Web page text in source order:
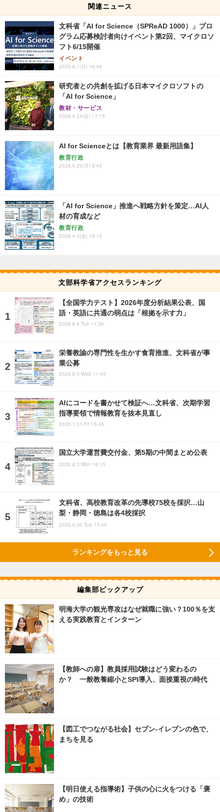
関連ニュース
文科省「AI for Science（SPReAD 1000）」プロ
グラム応募検討者向けイベント第2回、マイクロソ
フト6/15開催
イベント
2026.6.1(月) 16:44
研究者との共創を拡げる日本マイクロソフトの
「AI for Science」
教材・サービス
2026.4.24(金) 17:15
AI for Scienceとは【教育業界 最新用語集】
教育行政
2026.4.20(月) 9:45
「AI for Science」推進へ戦略方針を策定…AI人
材の育成など
教育行政
2026.4.3(金) 18:15
文部科学省アクセスランキング
【全国学力テスト】2026年度分析結果公表、国
語・英語に共通の弱点は「根拠を示す力」
2026.8.4 Tue 11:36
栄養教諭の専門性を生かす食育推進、文科省が事
業公募
2026.8.5 Wed 11:45
AIにコードを書かせて検証へ…文科省、次期学習
指導要領で情報教育を抜本見直し
2026.7.31 Fri 15:45
国立大学運営費交付金、第5期の中間まとめ公表
2026.8.3 Mon 16:15
文科省、高校教育改革の先導校75校を採択…山
梨・静岡・徳島は各4校採択
2026.6.30 Tue 15:45
ランキングをもっと見る
編集部ピックアップ
明海大学の観光専攻はなぜ就職に強い？100％を支
える実践教育とインターン
【教師への扉】教員採用試験はどう変わるの
か？ 一般教養縮小とSPI導入、面接重視の時代
【図工でつながる社会】セブン‐イレブンの色で、
まちを見る
【明日使える指導術】子供の心に火をつける「褒
め」の技術